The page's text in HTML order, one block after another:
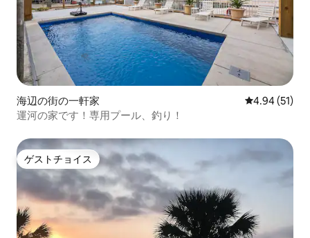
海辺の街の一軒家 レビュー51
4.94 (51)
運河の家です！専用プール、釣り！
ゲストチョイス
ゲストチョイス